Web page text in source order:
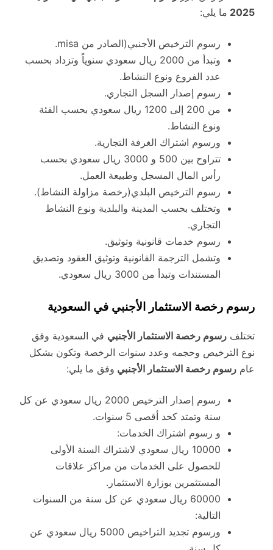
2025 ما يلي:
رسوم الترخيص الأجنبي(الصادر من misa.
وتبدأ من 2000 ريال سعودي سنوياً وتزداد بحسب
عدد الفروع ونوع النشاط.
رسوم إصدار السجل التجاري.
من 200 إلى 1200 ريال سعودي بحسب الفئة
ونوع النشاط.
ورسوم اشتراك الغرفة التجارية.
تتراوح بين 500 و 3000 ريال سعودي بحسب
رأس المال المسجل وطبيعة العمل.
رسوم الترخيص البلدي(رخصة مزاولة النشاط).
وتختلف بحسب المدينة والبلدية ونوع النشاط
التجاري.
رسوم خدمات قانونية وتوثيق.
وتشمل الترجمة القانونية وتوثيق العقود وتصديق
المستندات وتبدأ من 3000 ريال سعودي.
رسوم رخصة الاستثمار الأجنبي في السعودية
تختلف رسوم رخصة الاستثمار الأجنبي في السعودية وفق
نوع الترخيص وحجمه وعدد سنوات الرخصة وتكون بشكل
عام رسوم رخصة الاستثمار الأجنبي وفق ما يلي:
رسوم إصدار الترخيص 2000 ريال سعودي عن كل
سنة وتمتد كحد أقصى 5 سنوات.
و رسوم اشتراك الخدمات:
10000 ريال سعودي لاشتراك السنة الأولى
للحصول على الخدمات من مراكز علاقات
المستثمرين بوزارة الاستثمار.
60000 ريال سعودي عن كل سنة من السنوات
التالية:
ورسوم تجديد التراخيص 5000 ريال سعودي عن